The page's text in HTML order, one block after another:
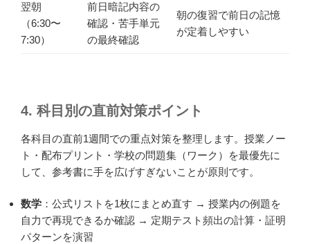
翌朝
（6:30〜
7:30）
前日暗記内容の
確認・苦手単元
の最終確認
朝の復習で前日の記憶
が定着しやすい
4. 科目別の直前対策ポイント
各科目の直前1週間での重点対策を整理します。授業ノー
ト・配布プリント・学校の問題集（ワーク）を最優先に
して、参考書に手を広げすぎないことが原則です。
数学 ：公式リストを1枚にまとめ直す → 授業内の例題を
自力で再現できるか確認 → 定期テスト頻出の計算・証明
パターンを演習